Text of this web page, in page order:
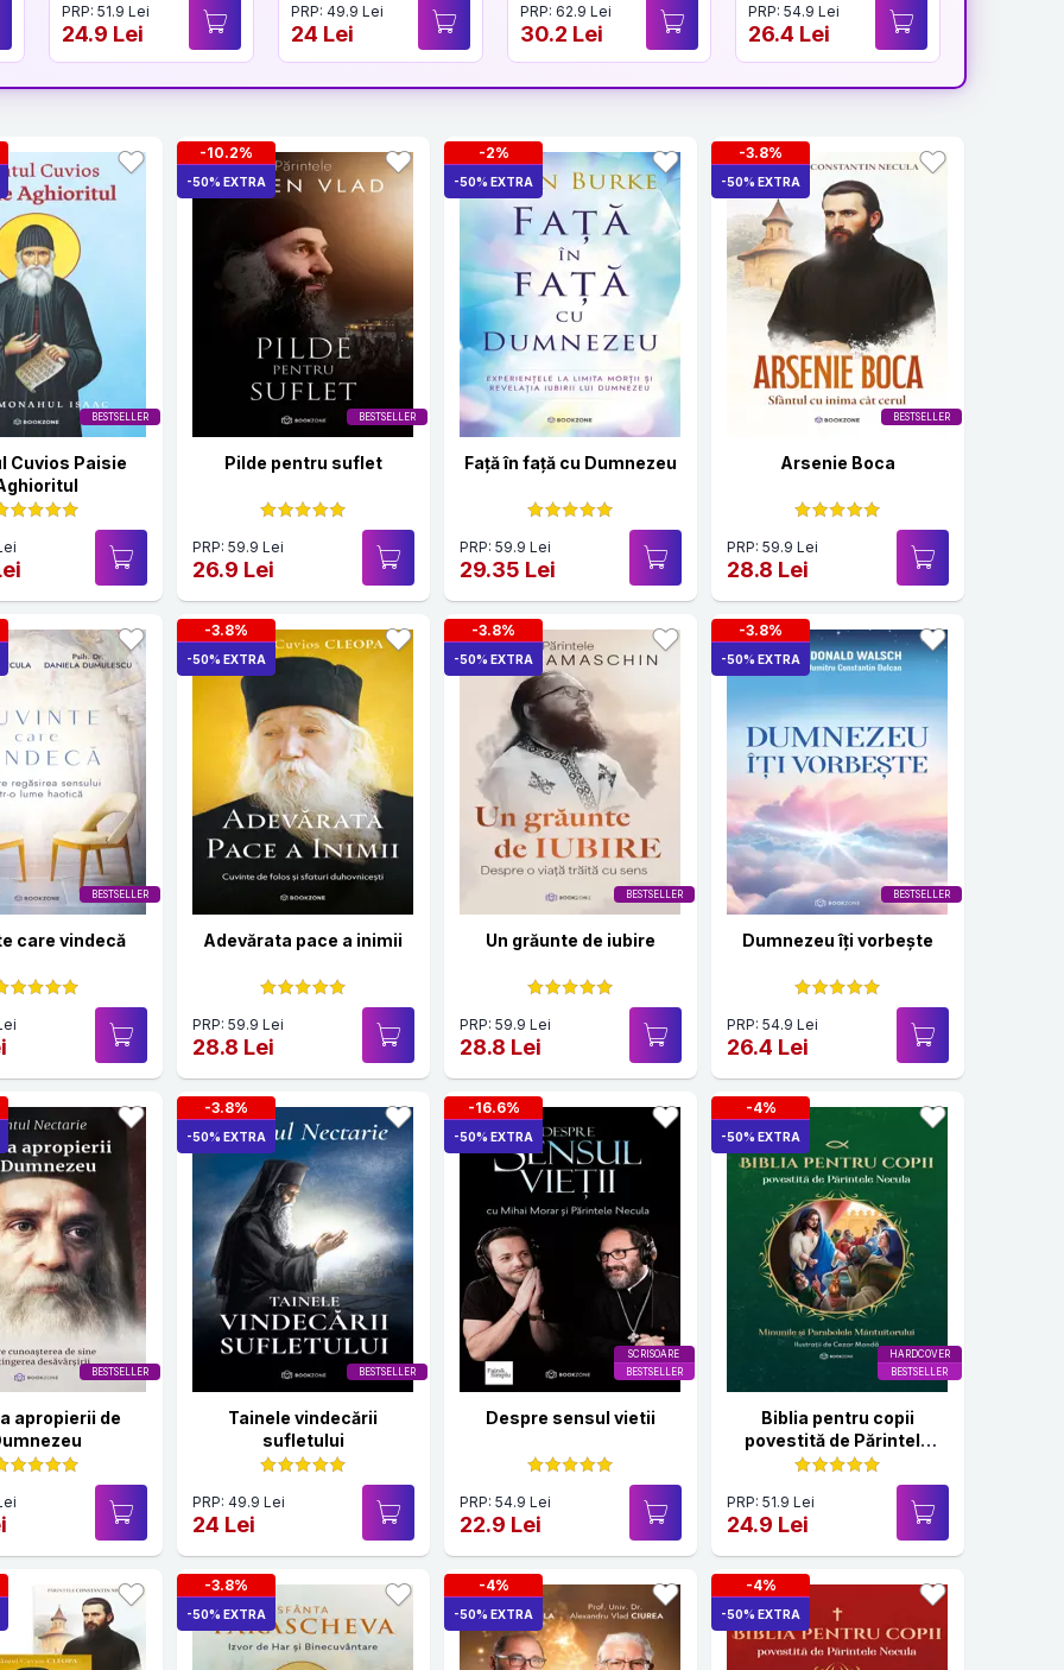
PRP: 51.9 Lei
24.9 Lei
PRP: 49.9 Lei
24 Lei
PRP: 62.9 Lei
30.2 Lei
PRP: 54.9 Lei
26.4 Lei
BESTSELLER
Cuvios Paisie
BESTSELLER
-10.2%
-50% EXTRA
Pilde pentru suflet
PRP: 59.9 Lei
26.9 Lei
-2%
-50% EXTRA
Față în față cu Dumnezeu
PRP: 59.9 Lei
29.35 Lei
BESTSELLER
-3.8%
-50% EXTRA
Arsenie Boca
PRP: 59.9 Lei
28.8 Lei
BESTSELLER
care vindecă
-3.8%
-50% EXTRA
Adevărata pace a inimii
PRP: 59.9 Lei
28.8 Lei
BESTSELLER
-3.8%
-50% EXTRA
Un grăunte de iubire
PRP: 59.9 Lei
28.8 Lei
BESTSELLER
-3.8%
-50% EXTRA
Dumnezeu îți vorbește
PRP: 54.9 Lei
26.4 Lei
BESTSELLER
apropierii de
BESTSELLER
-3.8%
-50% EXTRA
Tainele vindecării
sufletului
PRP: 49.9 Lei
24 Lei
SCRISOARE
BESTSELLER
-16.6%
-50% EXTRA
Despre sensul vietii
PRP: 54.9 Lei
22.9 Lei
HARDCOVER
BESTSELLER
-4%
-50% EXTRA
Biblia pentru copii
povestită de Părintele
Necula Vol. II
PRP: 51.9 Lei
24.9 Lei
-3.8%
-50% EXTRA
-4%
-50% EXTRA
-4%
-50% EXTRA